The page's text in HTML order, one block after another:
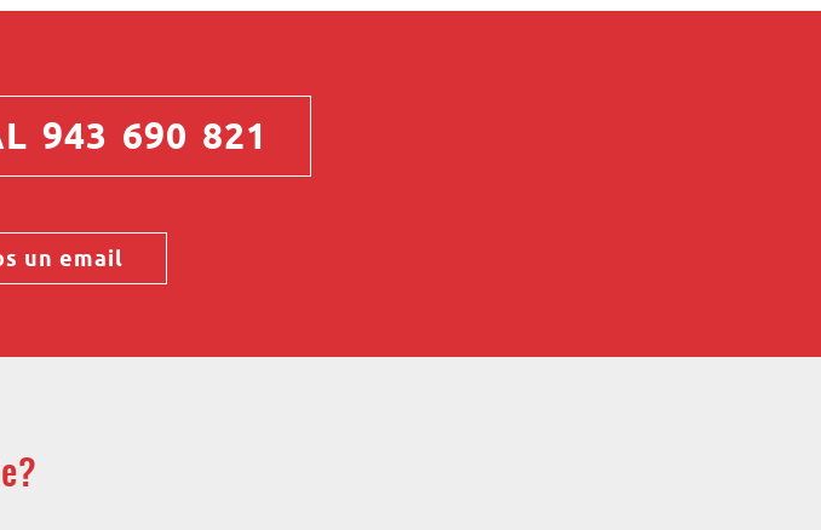
943 690 821
un email